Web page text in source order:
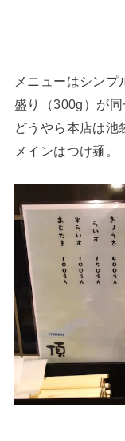
メニューはシン
盛り（300g）が同
どうやら本店は池
メインはつけ麺。